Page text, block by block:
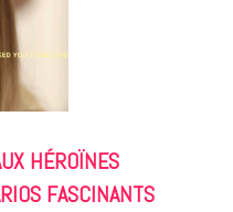
HÉROÏNES
FASCINANTS